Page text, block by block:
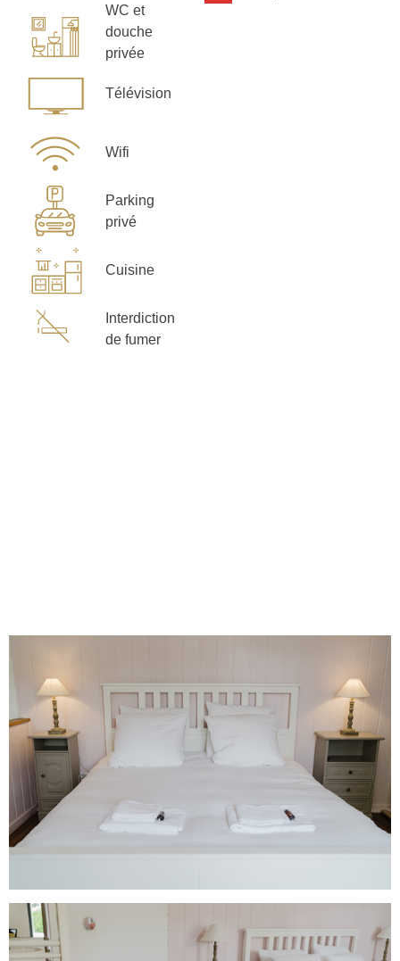
WC et
douche
privée
Télévision
Wifi
Parking
privé
Cuisine
Interdiction
de fumer